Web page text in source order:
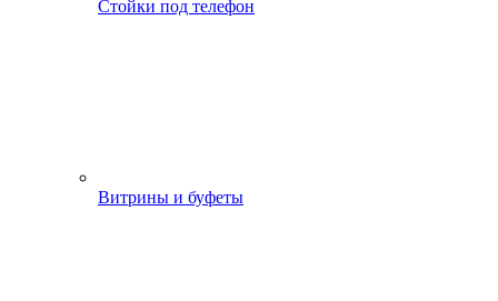
Стойки под телефон
Витрины и буфеты